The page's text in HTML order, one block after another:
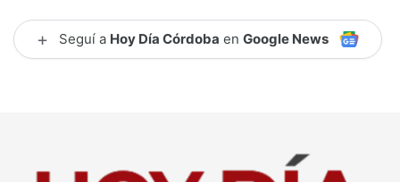
+ Seguí a Hoy Día Córdoba en Google News